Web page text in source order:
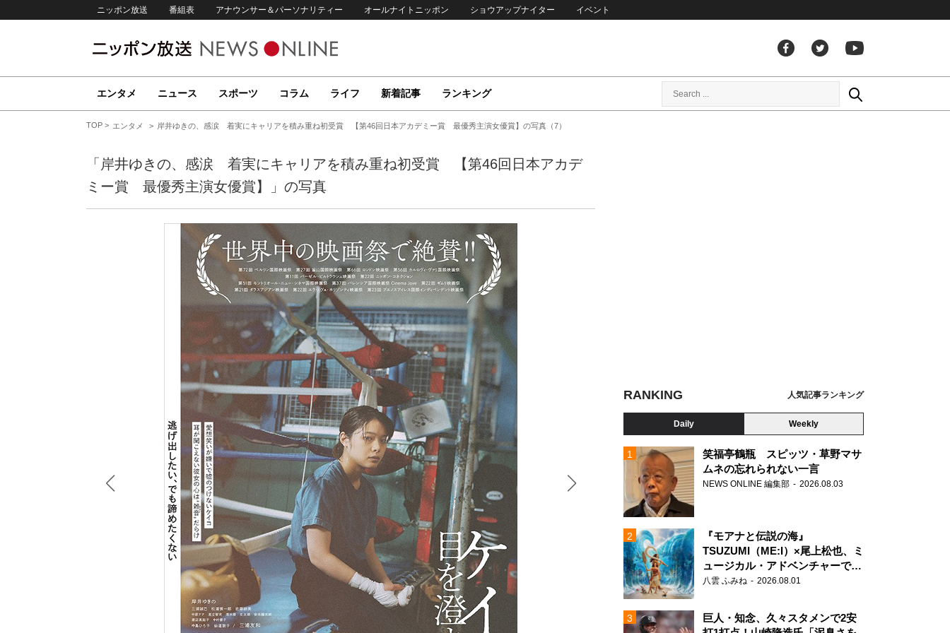
ニッポン放送 番組表 アナウンサー＆パーソナリティー オールナイトニッポン ショウアップナイター イベント
エンタメ ニュース スポーツ コラム ライフ 新着記事 ランキング
TOP エンタメ 岸井ゆきの、感涙 着実にキャリアを積み重ね初受賞 【第46回日本アカデミー賞 最優秀主演女優賞】の写真（7）
「岸井ゆきの、感涙 着実にキャリアを積み重ね初受賞 【第46回日本アカデ
ミー賞 最優秀主演女優賞】」の写真
RANKING 人気記事ランキング
Daily Weekly
笑福亭鶴瓶 スピッツ・草野マサ
ムネの忘れられない一言
NEWS ONLINE 編集部 2026.08.03
『モアナと伝説の海』
TSUZUMI（ME:I）×尾上松也、ミ
ュージカル・アドベンチャーで美
声を響かせる
八雲 ふみね 2026.08.01
巨人・知念、久々スタメンで2安